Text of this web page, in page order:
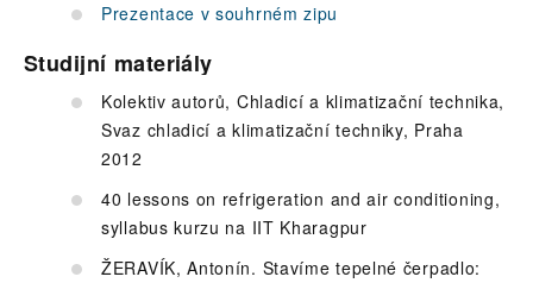
Prezentace v souhrném zipu
Studijní materiály
Kolektiv autorů, Chladicí a klimatizační technika,
Svaz chladicí a klimatizační techniky, Praha
2012
40 lessons on refrigeration and air conditioning,
syllabus kurzu na IIT Kharagpur
ŽERAVÍK, Antonín. Stavíme tepelné čerpadlo: